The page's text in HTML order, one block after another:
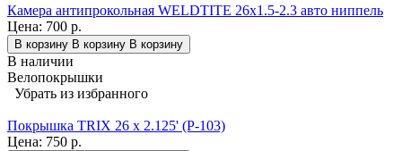
Камера антипрокольная WELDTITE 26x1.5-2.3 авто ниппель
Цена: 700 р.
В корзину В корзину В корзину
В наличии
Велопокрышки
Убрать из избранного
Покрышка TRIX 26 x 2.125' (P-103)
Цена: 750 р.